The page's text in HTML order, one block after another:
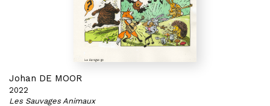
Johan DE MOOR
2022
Les Sauvages Animaux